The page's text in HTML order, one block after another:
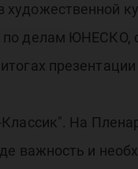
делам ЮНЕСКО,
На
важность и